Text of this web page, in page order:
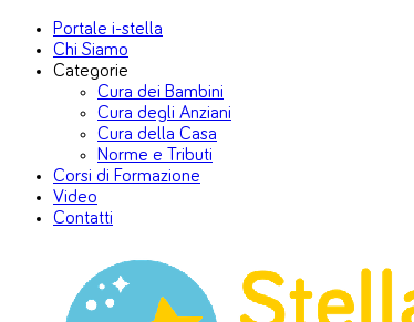
Portale i-stella
Chi Siamo
Categorie
Cura dei Bambini
Cura degli Anziani
Cura della Casa
Norme e Tributi
Corsi di Formazione
Video
Contatti